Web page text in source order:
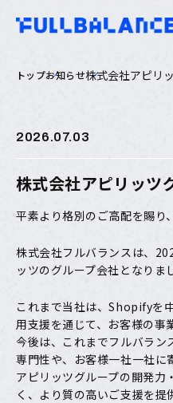
トップお知らせ株式会社アピリ
2026.07.03
株式会社アピリッツ
平素より格別のご高配を賜り
株式会社フルバランスは、
ッツのグループ会社となりま
これまで当社は、Shopifyを
用支援を通じて、お客様の事
今後は、これまでフルバラン
専門性や、お客様一社一社に
アピリッツグループの開発力
く、より質の高いご支援を提